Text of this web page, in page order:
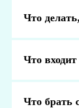
Что
Что
Что брать